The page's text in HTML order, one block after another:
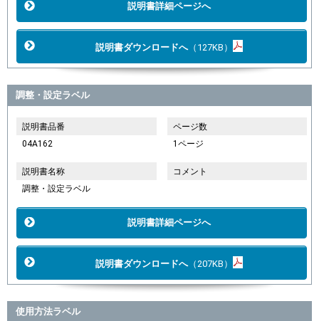
説明書詳細ページへ
説明書ダウンロードへ（127KB）
調整・設定ラベル
説明書品番
04A162
ページ数
1ページ
説明書名称
調整・設定ラベル
コメント
説明書詳細ページへ
説明書ダウンロードへ（207KB）
使用方法ラベル